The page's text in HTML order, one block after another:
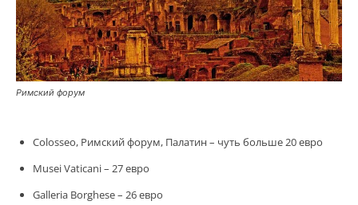
Римский форум
Colosseo, Римский форум, Палатин – чуть больше 20 евро
Musei Vaticani – 27 евро
Galleria Borghese – 26 евро